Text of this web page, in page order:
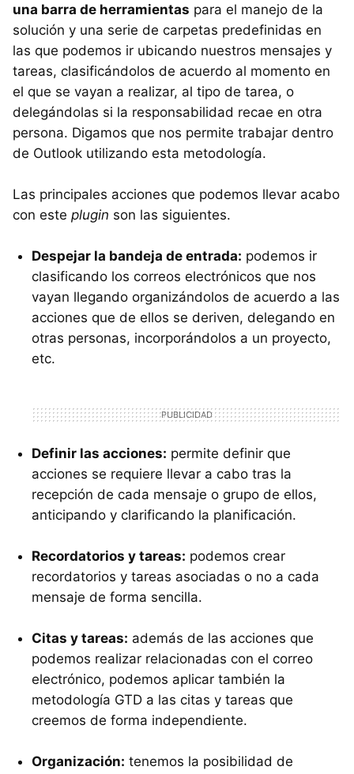
una barra de herramientas para el manejo de la
solución y una serie de carpetas predefinidas en
las que podemos ir ubicando nuestros mensajes y
tareas, clasificándolos de acuerdo al momento en
el que se vayan a realizar, al tipo de tarea, o
delegándolas si la responsabilidad recae en otra
persona. Digamos que nos permite trabajar dentro
de Outlook utilizando esta metodología.
Las principales acciones que podemos llevar acabo
con este plugin son las siguientes.
Despejar la bandeja de entrada: podemos ir
clasificando los correos electrónicos que nos
vayan llegando organizándolos de acuerdo a las
acciones que de ellos se deriven, delegando en
otras personas, incorporándolos a un proyecto,
etc.
Definir las acciones: permite definir que
acciones se requiere llevar a cabo tras la
recepción de cada mensaje o grupo de ellos,
anticipando y clarificando la planificación.
Recordatorios y tareas: podemos crear
recordatorios y tareas asociadas o no a cada
mensaje de forma sencilla.
Citas y tareas: además de las acciones que
podemos realizar relacionadas con el correo
electrónico, podemos aplicar también la
metodología GTD a las citas y tareas que
creemos de forma independiente.
Organización: tenemos la posibilidad de